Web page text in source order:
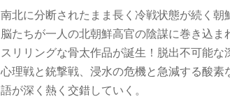
南北に分断されたまま長く冷戦状態が続く
脳たちが一人の北朝鮮高官の陰謀に巻き込
スリリングな骨太作品が誕生！脱出不可能
心理戦と銃撃戦、浸水の危機と急減する酸
語が深く熱く交錯していく。